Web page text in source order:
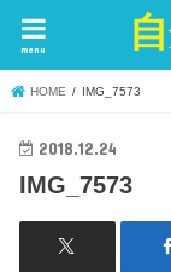
menu
HOME IMG_7573
2018.12.24
IMG_7573